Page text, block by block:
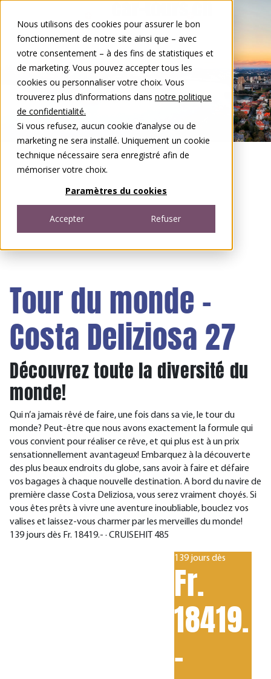
Nous utilisons des cookies pour assurer le bon
fonctionnement de notre site ainsi que – avec
votre consentement – à des fins de statistiques et
de marketing. Vous pouvez accepter tous les
cookies ou personnaliser votre choix. Vous
trouverez plus d’informations dans notre politique
de confidentialité.
Si vous refusez, aucun cookie d’analyse ou de
marketing ne sera installé. Uniquement un cookie
technique nécessaire sera enregistré afin de
mémoriser votre choix.
Paramètres du cookies
Accepter Refuser
DEFR
Open menu
Tour du monde -
Costa Deliziosa 27
Découvrez toute la diversité du
monde!
Qui n’a jamais rêvé de faire, une fois dans sa vie, le tour du
monde? Peut-être que nous avons exactement la formule qui
vous convient pour réaliser ce rêve, et qui plus est à un prix
sensationnellement avantageux! Embarquez à la découverte
des plus beaux endroits du globe, sans avoir à faire et défaire
vos bagages à chaque nouvelle destination. A bord du navire de
première classe Costa Deliziosa, vous serez vraiment choyés. Si
vous êtes prêts à vivre une aventure inoubliable, bouclez vos
valises et laissez-vous charmer par les merveilles du monde!
139 jours dès Fr. 18419.- · CRUISEHIT 485
139 jours dès
Fr.
18419.
-